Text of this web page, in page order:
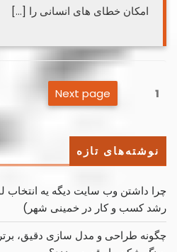
امکان خطای های انسانی را […]
صفحه‌بندی
نوشته‌ها
Page1
Next page
نوشته‌های تازه
چرا داشتن وب سایت دیگه یه
رشد کسب ‌و کار در خمینی ‌شهر)
چگونه طراحی و مدل سازی دقیق،